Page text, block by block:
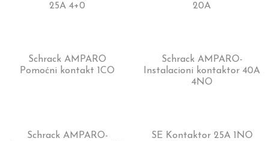
25A 4+0
20A
Schrack AMPARO
Pomoćni kontakt 1CO
Schrack AMPARO-
Instalacioni kontaktor 40A
4NO
Schrack AMPARO-
SE Kontaktor 25A 1NO